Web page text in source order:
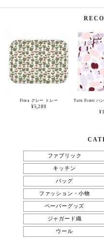
Flora グレー トレー
¥5,280
Tutti Frutti ハ
ファブリック
キッチン
バッグ
ファッション・小物
ペーパーグッズ
ジャガード織
ウール